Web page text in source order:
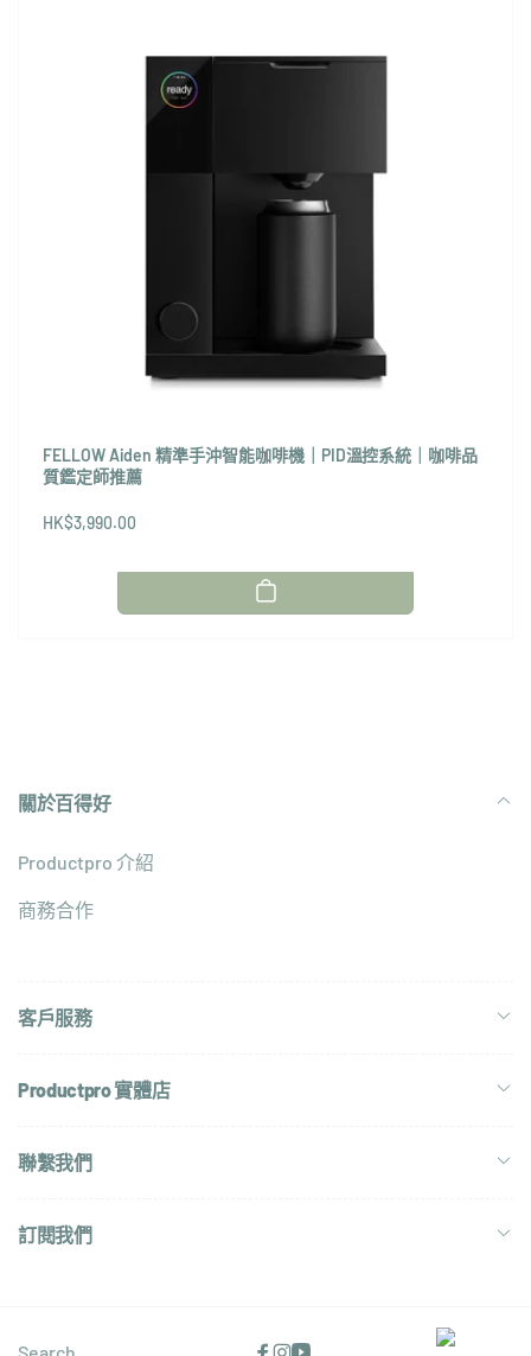
FELLOW Aiden 精準手沖智能咖啡機｜PID溫控系統｜咖啡品
質鑑定師推薦
HK$3,990.00
關於百得好
Productpro 介紹
商務合作
客戶服務
Productpro 實體店
聯繫我們
訂閱我們